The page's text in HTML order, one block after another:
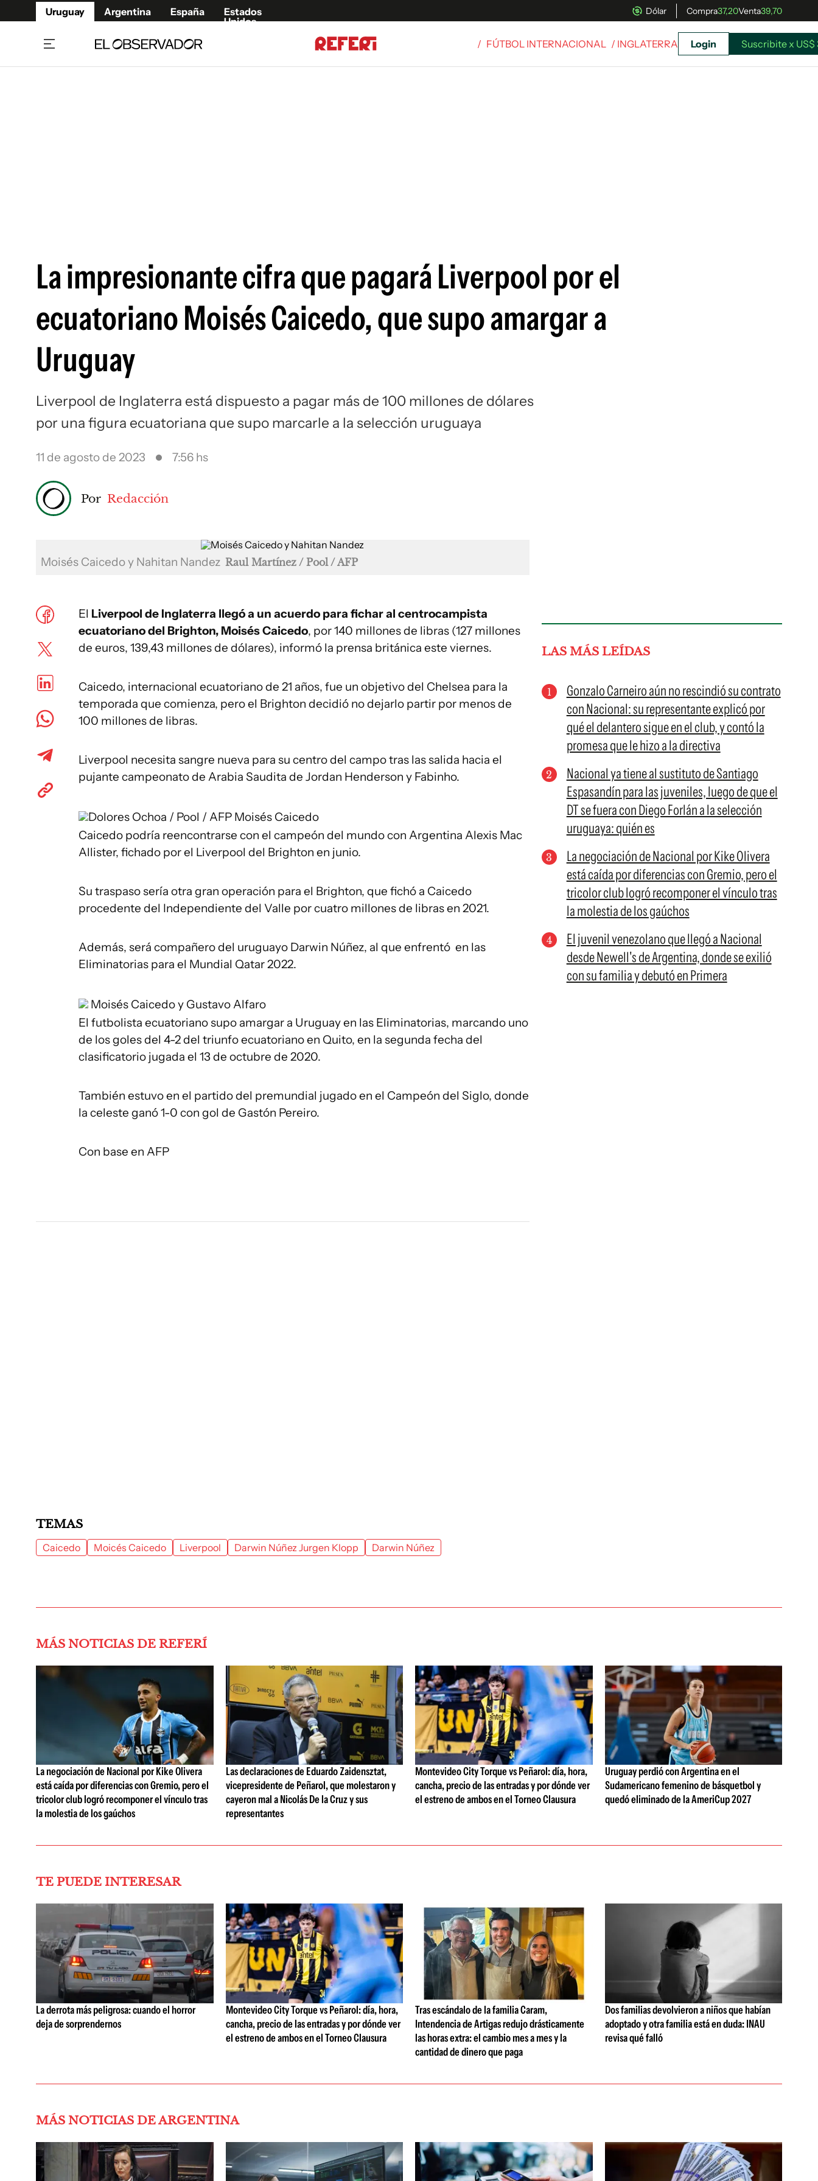
Uruguay Argentina España
Estados
Unidos
Dólar Compra37,20Venta39,70
Suscribite x US$ 3,45
/ FÚTBOL INTERNACIONAL / INGLATERRA Login Suscribite x US$
La impresionante cifra que pagará Liverpool por el
ecuatoriano Moisés Caicedo, que supo amargar a
Uruguay
Liverpool de Inglaterra está dispuesto a pagar más de 100 millones de dólares
por una figura ecuatoriana que supo marcarle a la selección uruguaya
11 de agosto de 2023 7:56 hs
Por Redacción
Moisés Caicedo y Nahitan Nandez Raul Martínez / Pool / AFP
El Liverpool de Inglaterra llegó a un acuerdo para fichar al centrocampista
ecuatoriano del Brighton, Moisés Caicedo, por 140 millones de libras (127 millones
de euros, 139,43 millones de dólares), informó la prensa británica este viernes.
Caicedo, internacional ecuatoriano de 21 años, fue un objetivo del Chelsea para la
temporada que comienza, pero el Brighton decidió no dejarlo partir por menos de
100 millones de libras.
Liverpool necesita sangre nueva para su centro del campo tras las salida hacia el
pujante campeonato de Arabia Saudita de Jordan Henderson y Fabinho.
Dolores Ochoa / Pool / AFP Moisés Caicedo
Caicedo podría reencontrarse con el campeón del mundo con Argentina Alexis Mac
Allister, fichado por el Liverpool del Brighton en junio.
Su traspaso sería otra gran operación para el Brighton, que fichó a Caicedo
procedente del Independiente del Valle por cuatro millones de libras en 2021.
Además, será compañero del uruguayo Darwin Núñez, al que enfrentó en las
Eliminatorias para el Mundial Qatar 2022.
Moisés Caicedo y Gustavo Alfaro
El futbolista ecuatoriano supo amargar a Uruguay en las Eliminatorias, marcando uno
de los goles del 4-2 del triunfo ecuatoriano en Quito, en la segunda fecha del
clasificatorio jugada el 13 de octubre de 2020.
También estuvo en el partido del premundial jugado en el Campeón del Siglo, donde
la celeste ganó 1-0 con gol de Gastón Pereiro.
Con base en AFP
LAS MÁS LEÍDAS
Gonzalo Carneiro aún no rescindió su contrato
con Nacional: su representante explicó por
qué el delantero sigue en el club, y contó la
promesa que le hizo a la directiva
Nacional ya tiene al sustituto de Santiago
Espasandín para las juveniles, luego de que el
DT se fuera con Diego Forlán a la selección
uruguaya: quién es
La negociación de Nacional por Kike Olivera
está caída por diferencias con Gremio, pero el
tricolor club logró recomponer el vínculo tras
la molestia de los gaúchos
El juvenil venezolano que llegó a Nacional
desde Newell's de Argentina, donde se exilió
con su familia y debutó en Primera
TEMAS
Caicedo Moicés Caicedo Liverpool Darwin Núñez Jurgen Klopp Darwin Núñez
MÁS NOTICIAS DE REFERÍ
La negociación de Nacional por Kike Olivera
está caída por diferencias con Gremio, pero el
tricolor club logró recomponer el vínculo tras
la molestia de los gaúchos
Las declaraciones de Eduardo Zaidensztat,
vicepresidente de Peñarol, que molestaron y
cayeron mal a Nicolás De la Cruz y sus
representantes
Montevideo City Torque vs Peñarol: día, hora,
cancha, precio de las entradas y por dónde ver
el estreno de ambos en el Torneo Clausura
Uruguay perdió con Argentina en el
Sudamericano femenino de básquetbol y
quedó eliminado de la AmeriCup 2027
TE PUEDE INTERESAR
La derrota más peligrosa: cuando el horror
deja de sorprendernos
Montevideo City Torque vs Peñarol: día, hora,
cancha, precio de las entradas y por dónde ver
el estreno de ambos en el Torneo Clausura
Tras escándalo de la familia Caram,
Intendencia de Artigas redujo drásticamente
las horas extra: el cambio mes a mes y la
cantidad de dinero que paga
Dos familias devolvieron a niños que habían
adoptado y otra familia está en duda: INAU
revisa qué falló
MÁS NOTICIAS DE ARGENTINA